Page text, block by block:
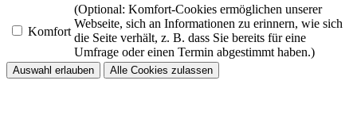
Komfort
(Optional: Komfort-Cookies ermöglichen unserer
Webseite, sich an Informationen zu erinnern, wie sich
die Seite verhält, z. B. dass Sie bereits für eine
Umfrage oder einen Termin abgestimmt haben.)